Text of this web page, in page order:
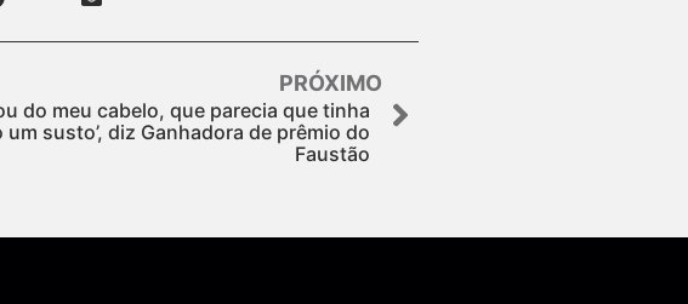
PRÓXIMO
do meu cabelo, que parecia que tinha
um susto’, diz Ganhadora de prêmio do
Faustão